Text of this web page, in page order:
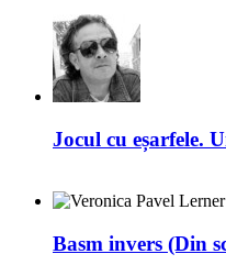
Jocul cu eșarfele.
Basm invers (Din